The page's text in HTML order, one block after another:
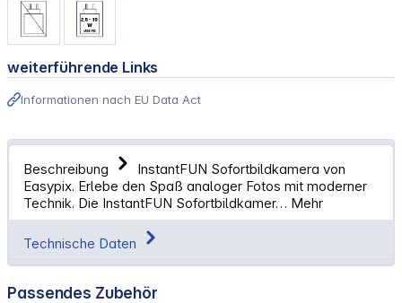
weiterführende Links
Informationen nach EU Data Act
Beschreibung
InstantFUN Sofortbildkamera von
Easypix. Erlebe den Spaß analoger Fotos mit moderner
Technik. Die InstantFUN Sofortbildkamer… Mehr
Technische Daten
Passendes Zubehör